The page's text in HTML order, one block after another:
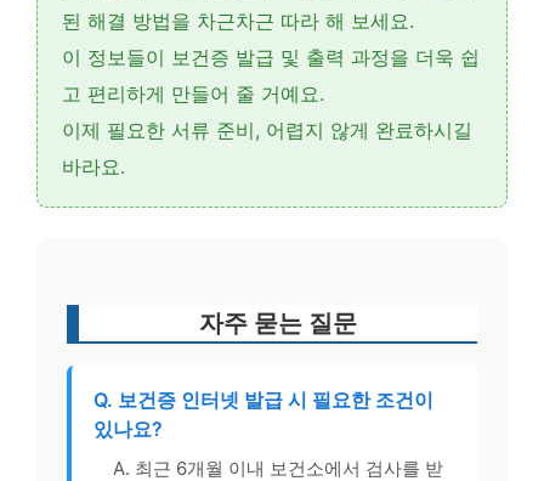
된 해결 방법을 차근차근 따라 해 보세요.
이 정보들이 보건증 발급 및 출력 과정을 더욱 쉽
고 편리하게 만들어 줄 거예요.
이제 필요한 서류 준비, 어렵지 않게 완료하시길
바라요.
자주 묻는 질문
Q. 보건증 인터넷 발급 시 필요한 조건이
있나요?
A. 최근 6개월 이내 보건소에서 검사를 받